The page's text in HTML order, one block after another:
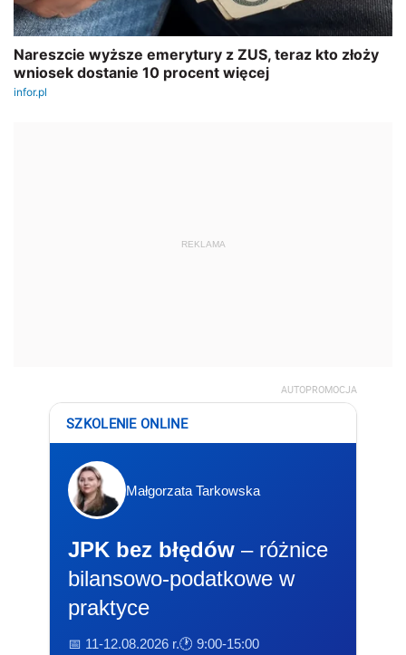
REKLAMA
AUTOPROMOCJA
SZKOLENIE ONLINE
Małgorzata Tarkowska
JPK bez błędów – różnice
bilansowo-podatkowe w
praktyce
📅 11-12.08.2026 r.🕐 9:00-15:00